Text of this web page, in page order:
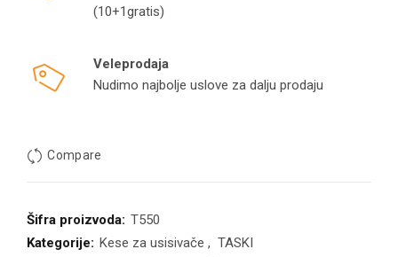
(10+1gratis)
Veleprodaja
Nudimo najbolje uslove za dalju prodaju
Compare
Šifra proizvoda: T550
Kategorije: Kese za usisivače , TASKI